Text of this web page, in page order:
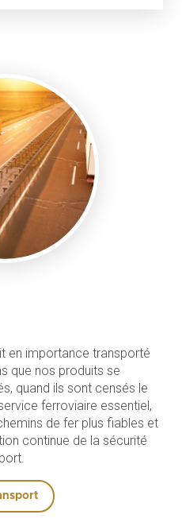
en importance transporté
que nos produits se
quand ils sont censés le
ferroviaire essentiel,
de fer plus fiables et
continue de la sécurité